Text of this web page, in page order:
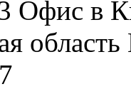
Офис в
область